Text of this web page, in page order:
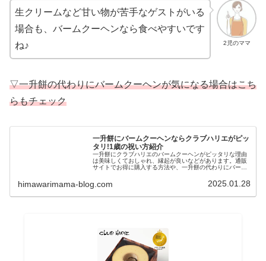
2児のママ
生クリームなど甘い物が苦手なゲストがいる
場合も、バームクーヘンなら食べやすいです
ね♪
▽一升餅の代わりにバームクーヘンが気になる場合はこち
らもチェック
一升餅にバームクーヘンならクラブハリエがピッ
タリ!1歳の祝い方紹介
一升餅にクラブハリエのバームクーヘンがピッタリな理由
は美味しくておしゃれ、縁起が良いなどがあります。通販
サイトでお得に購入する方法や、一升餅の代わりにバーム
himawarimama-blog.com 2025.01.28